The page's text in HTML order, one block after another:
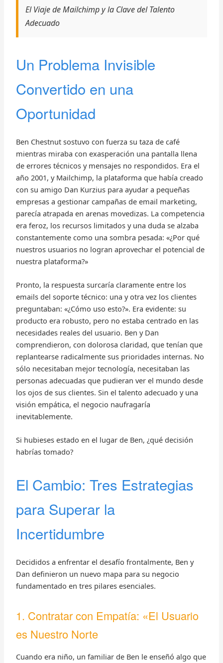
El Viaje de Mailchimp y la Clave del Talento
Adecuado
Un Problema Invisible
Convertido en una
Oportunidad
Ben Chestnut sostuvo con fuerza su taza de café
mientras miraba con exasperación una pantalla llena
de errores técnicos y mensajes no respondidos. Era el
año 2001, y Mailchimp, la plataforma que había creado
con su amigo Dan Kurzius para ayudar a pequeñas
empresas a gestionar campañas de email marketing,
parecía atrapada en arenas movedizas. La competencia
era feroz, los recursos limitados y una duda se alzaba
constantemente como una sombra pesada: «¿Por qué
nuestros usuarios no logran aprovechar el potencial de
nuestra plataforma?»
Pronto, la respuesta surcaría claramente entre los
emails del soporte técnico: una y otra vez los clientes
preguntaban: «¿Cómo uso esto?». Era evidente: su
producto era robusto, pero no estaba centrado en las
necesidades reales del usuario. Ben y Dan
comprendieron, con dolorosa claridad, que tenían que
replantearse radicalmente sus prioridades internas. No
sólo necesitaban mejor tecnología, necesitaban las
personas adecuadas que pudieran ver el mundo desde
los ojos de sus clientes. Sin el talento adecuado y una
visión empática, el negocio naufragaría
inevitablemente.
Si hubieses estado en el lugar de Ben, ¿qué decisión
habrías tomado?
El Cambio: Tres Estrategias
para Superar la
Incertidumbre
Decididos a enfrentar el desafío frontalmente, Ben y
Dan definieron un nuevo mapa para su negocio
fundamentado en tres pilares esenciales.
1. Contratar con Empatía: «El Usuario
es Nuestro Norte
Cuando era niño, un familiar de Ben le enseñó algo que